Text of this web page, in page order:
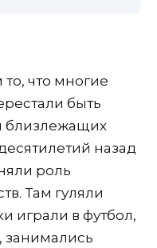
что многие
быть
близлежащих
назад
роль
Там гуляли
играли в футбол,
занимались